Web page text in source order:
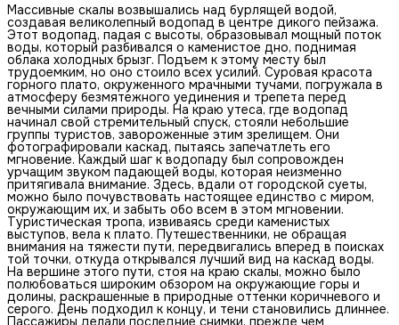
Массивные скалы возвышались над бурлящей водой,
создавая великолепный водопад в центре дикого пейзажа.
Этот водопад, падая с высоты, образовывал мощный поток
воды, который разбивался о каменистое дно, поднимая
облака холодных брызг. Подъем к этому месту был
трудоемким, но оно стоило всех усилий. Суровая красота
горного плато, окруженного мрачными тучами, погружала в
атмосферу безмятежного уединения и трепета перед
вечными силами природы. На краю утеса, где водопад
начинал свой стремительный спуск, стояли небольшие
группы туристов, завороженные этим зрелищем. Они
фотографировали каскад, пытаясь запечатлеть его
мгновение. Каждый шаг к водопаду был сопровожден
урчащим звуком падающей воды, которая неизменно
притягивала внимание. Здесь, вдали от городской суеты,
можно было почувствовать настоящее единство с миром,
окружающим их, и забыть обо всем в этом мгновении.
Туристическая тропа, извиваясь среди каменистых
выступов, вела к плато. Путешественники, не обращая
внимания на тяжести пути, передвигались вперед в поисках
той точки, откуда открывался лучший вид на каскад воды.
На вершине этого пути, стоя на краю скалы, можно было
полюбоваться широким обзором на окружающие горы и
долины, раскрашенные в природные оттенки коричневого и
серого. День подходил к концу, и тени становились длиннее.
Пассажиры делали последние снимки, прежде чем